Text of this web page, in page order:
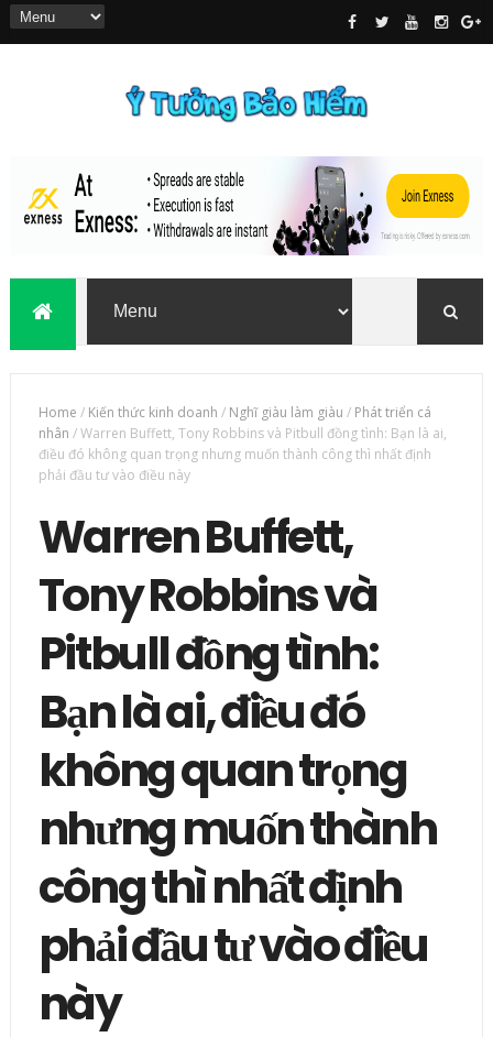
Home / Kiến thức kinh doanh / Nghĩ giàu làm giàu / Phát triển cá
nhân /Warren Buffett, Tony Robbins và Pitbull đồng tình: Bạn là ai,
điều đó không quan trọng nhưng muốn thành công thì nhất định
phải đầu tư vào điều này
Warren Buffett,
Tony Robbins và
Pitbull đồng tình:
Bạn là ai, điều đó
không quan trọng
nhưng muốn thành
công thì nhất định
phải đầu tư vào điều
này